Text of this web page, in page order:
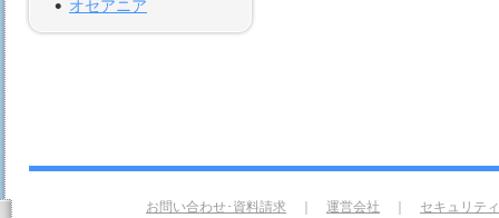
オセアニア
お問い合わせ･資料請求 運営会社 セキュリテ